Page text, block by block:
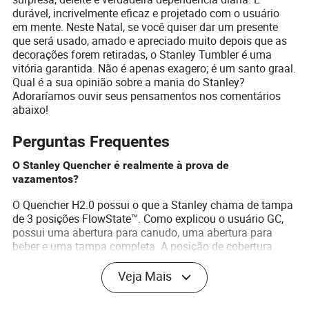
durável, incrivelmente eficaz e projetado com o usuário
em mente. Neste Natal, se você quiser dar um presente
que será usado, amado e apreciado muito depois que as
decorações forem retiradas, o Stanley Tumbler é uma
vitória garantida. Não é apenas exagero; é um santo graal.
Qual é a sua opinião sobre a mania do Stanley?
Adoraríamos ouvir seus pensamentos nos comentários
abaixo!
Perguntas Frequentes
O Stanley Quencher é realmente à prova de
vazamentos?
O Quencher H2.0 possui o que a Stanley chama de tampa
de 3 posições FlowState™. Como explicou o usuário GC,
possui uma abertura para canudo, uma abertura para
beber e uma tampa completa. A posição de cobertura
total é projetada para ser resistente a vazamentos. No
entanto, se o canudo estiver em uso, pode derramar se
tombado, como um usuário observou. É melhor descrito
Veja Mais